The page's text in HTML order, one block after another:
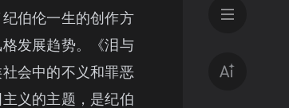
伯伦一生的创作方
发展趋势。《泪与
会中的不义和罪恶
义的主题，是纪伯